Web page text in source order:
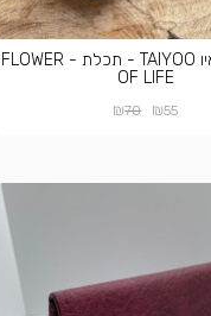
מיני קייס טאיו TAIYOO - תכלת - FLOWER
OF LIFE
₪55
₪70